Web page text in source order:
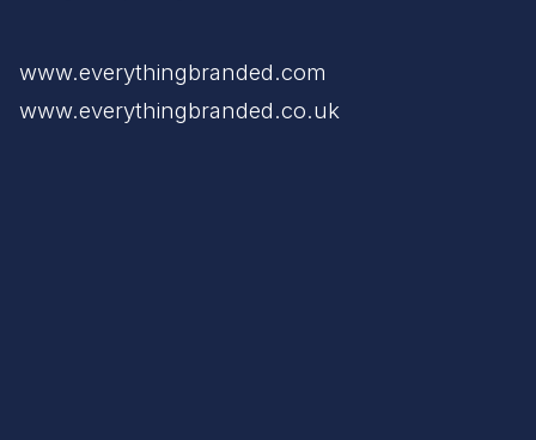
www.everythingbranded.com
www.everythingbranded.co.uk